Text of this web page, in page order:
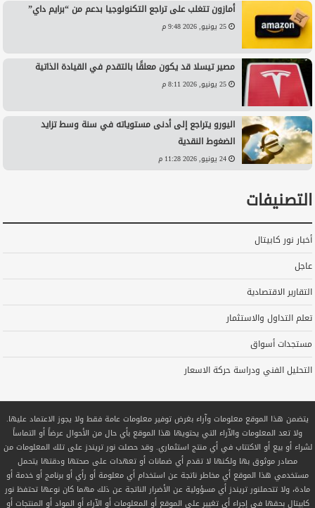
أمازون تتغلب على تراجع التكنولوجيا بدعم من “برايم داي”
25 يونيو, 2026 9:48 م
مصير تيسلا قد يكون معلقًا بالتقدم في القيادة الذاتية
25 يونيو, 2026 8:11 م
اليورو يتراجع إلى أدنى مستوياته في سنة وسط تزايد
الضغوط النقدية
24 يونيو, 2026 11:28 م
التصنيفات
أخبار نور كابيتال
عاجل
التقارير الاقتصادية
تعلم التداول والاستثمار
مستجدات أسواق
التحليل الفني ودراسة حركة الاسعار
يتضمن هذا الموقع معلومات وآراء بغرض توفير معلومات عامة فقط ولا يجوز الاعتماد عليها.
ولا تعد المعلومات والآراء التي يحتويها هذا الموقع بأي حال من الأحوال عرضاً أو التماساً
لشراء أو بيع أو الاكتتاب في أي منتج استثماري. وقد حصلت نور تريندز على تلك المعلومات من
مصادر موثوق بها ولكنها لا تقدم أي ضمانات أو تعهدات على صحتها ودقتها يتحمل
مستخدمي هذا الموقع أي مخاطر ناتجة عن استخدام أي معلومة أو رأي أو برنامج أو خدمة أو
مادة، ولا تتحملنور تريندز أي مسؤولية عن الأضرار الناتجة عن ذلك مهما كان نوعها تحتفظ نور
كابيتال بحقها في إجراء أي تغيير على الموقع أو المعلومات أو الآراء أو المواد أو المنتجات أو